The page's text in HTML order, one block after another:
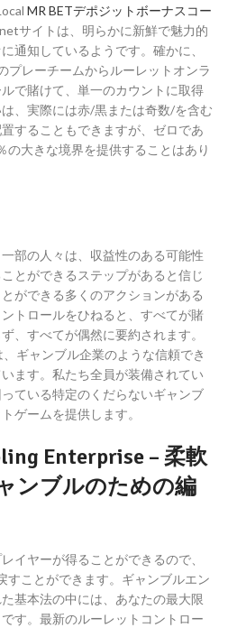
MR BETデポジットボーナスコー
サイトは、明らかに新鮮で魅力的
通知しているようです。確かに、
プレーチームからルーレットオンラ
で賭けて、単一のカウントに取得
、実際には赤/黒または奇数/を含む
することもできますが、ゼロであ
の大きな境界を提供することはあり
部の人々は、収益性のある可能性
とができるステップがあると信じ
ができる多くのアクションがある
トロールをひねると、すべてが賭
、すべてが偶然に要約されます。
ギャンブル企業のような信頼でき
ます。私たち全員が装備されてい
ている特定のくだらないギャンブ
ゲームを提供します。
Enterprise – 柔軟
ンブルのための編
イヤーが得ることができるので、
すことができます。ギャンブルエン
基本法の中には、あなたの最大限
す。最新のルーレットコントロー